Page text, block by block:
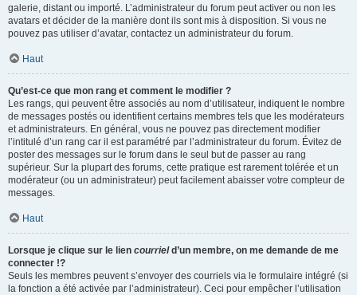
galerie, distant ou importé. L’administrateur du forum peut activer ou non les
avatars et décider de la manière dont ils sont mis à disposition. Si vous ne
pouvez pas utiliser d’avatar, contactez un administrateur du forum.
Haut
Qu’est-ce que mon rang et comment le modifier ?
Les rangs, qui peuvent être associés au nom d’utilisateur, indiquent le nombre
de messages postés ou identifient certains membres tels que les modérateurs
et administrateurs. En général, vous ne pouvez pas directement modifier
l’intitulé d’un rang car il est paramétré par l’administrateur du forum. Évitez de
poster des messages sur le forum dans le seul but de passer au rang
supérieur. Sur la plupart des forums, cette pratique est rarement tolérée et un
modérateur (ou un administrateur) peut facilement abaisser votre compteur de
messages.
Haut
Lorsque je clique sur le lien courrield’un membre, on me demande de me
connecter !?
Seuls les membres peuvent s’envoyer des courriels via le formulaire intégré (si
la fonction a été activée par l’administrateur). Ceci pour empêcher l’utilisation